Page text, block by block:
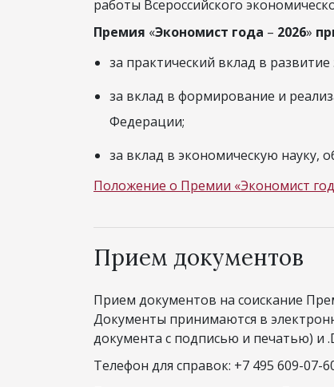
работы Всероссийского
Премия «Экономист года – 2026»
за практический вклад в
за вклад в формирование и
Федерации;
за вклад в экономическую науку,
Положение о Премии «Экономист
Прием документов
Прием документов на соискание
Документы принимаются в
документа с подписью и печатью) и
Телефон для справок: +7 495 609-07-